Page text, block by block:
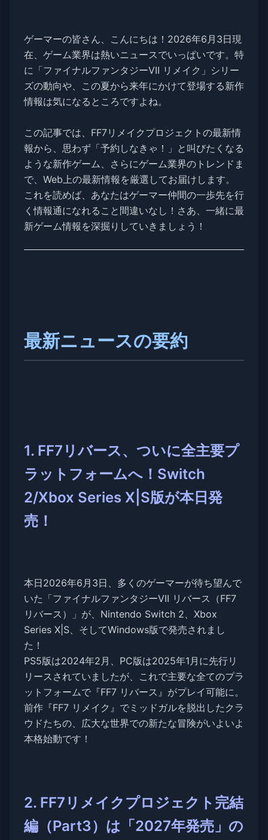
ゲーマーの皆さん、こんにちは！2026年6月3日現
在、ゲーム業界は熱いニュースでいっぱいです。特
に「ファイナルファンタジーVII リメイク」シリー
ズの動向や、この夏から来年にかけて登場する新作
情報は気になるところですよね。
この記事では、FF7リメイクプロジェクトの最新情
報から、思わず「予約しなきゃ！」と叫びたくなる
ような新作ゲーム、さらにゲーム業界のトレンドま
で、Web上の最新情報を厳選してお届けします。
これを読めば、あなたはゲーマー仲間の一歩先を行
く情報通になれること間違いなし！さあ、一緒に最
新ゲーム情報を深掘りしていきましょう！
最新ニュースの要約
1. FF7リバース、ついに全主要プ
ラットフォームへ！Switch
2/Xbox Series X|S版が本日発
売！
本日2026年6月3日、多くのゲーマーが待ち望んで
いた「ファイナルファンタジーVII リバース（FF7
リバース）」が、Nintendo Switch 2、Xbox
Series X|S、そしてWindows版で発売されまし
た！
PS5版は2024年2月、PC版は2025年1月に先行リ
リースされていましたが、これで主要な全てのプラ
ットフォームで『FF7 リバース』がプレイ可能に。
前作『FF7 リメイク』でミッドガルを脱出したクラ
ウドたちの、広大な世界での新たな冒険がいよいよ
本格始動です！
2. FF7リメイクプロジェクト完結
編（Part3）は「2027年発売」の